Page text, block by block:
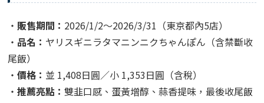
・ 販售期間： 2026/1/2～2026/3/31（東京都內5店）
・ 品名： ヤリスギニラタマニンニクちゃんぽん（含禁斷收
尾飯）
・價格： 並 1,408日圓／小 1,353日圓（含稅）
・推薦亮點：雙韭口感、蛋黃增醇、蒜香提味，最後收尾飯